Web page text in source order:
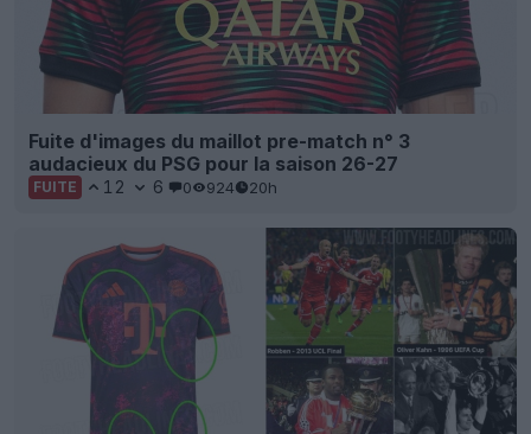
Fuite d'images du maillot pre-match n° 3
audacieux du PSG pour la saison 26-27
FUITE 12 6 0 924 20h